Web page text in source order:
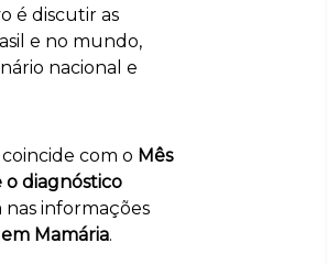
é discutir as
e no mundo,
nacional e
com o Mês
o diagnóstico
nas informações
Mamária.